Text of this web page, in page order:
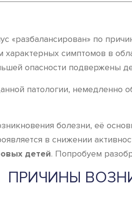
«разбалансирован» по
характерных симптомов в
опасности подвержены
патологии,
болезни, её
в снижении
детей. Попробуем
ПРИЧИНЫ